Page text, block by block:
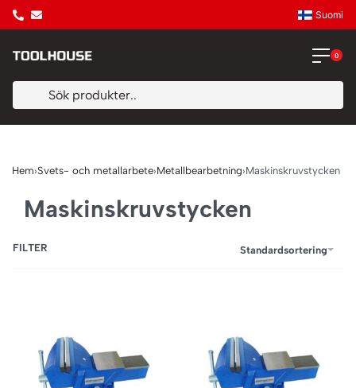
Suomi
0
Hem›Svets- och metallarbete›Metallbearbetning›Maskinskruvstycken
Maskinskruvstycken
Standardsortering
FILTER